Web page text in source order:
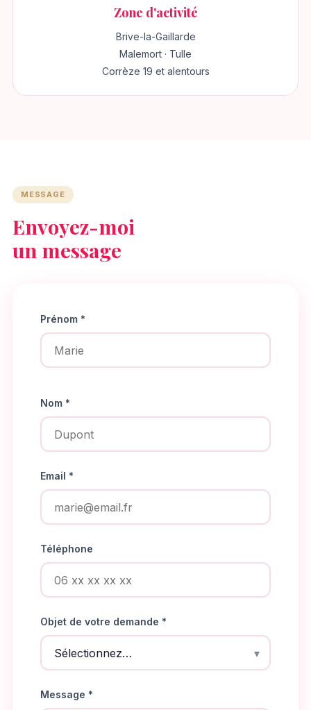
Zone d'activité
Brive-la-Gaillarde
Malemort · Tulle
Corrèze 19 et alentours
MESSAGE
Envoyez-moi
un message
Prénom *
Nom *
Email *
Téléphone
Objet de votre demande *
Message *